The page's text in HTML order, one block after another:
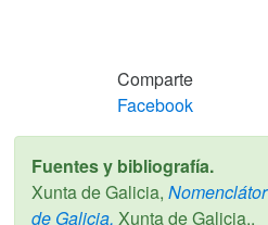
Comparte
Facebook
Fuentes y bibliografía.
Xunta de Galicia, Nomenclátor
de Galicia, Xunta de Galicia,.